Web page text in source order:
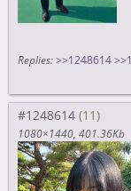
Replies: >>1248614
#1248614
1080×1440 401.36Kb